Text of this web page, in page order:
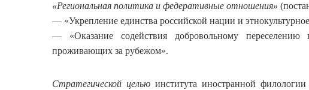
«Региональная политика и федеративные отношения»
— «Укрепление единства российской нации и
— «Оказание содействия добровольному переселению
проживающих за рубежом».
Стратегической целью института иностранной филологии